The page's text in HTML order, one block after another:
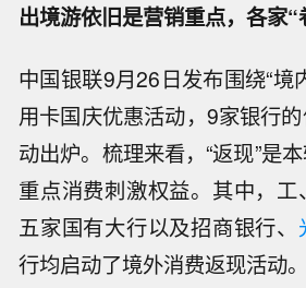
出境游依旧是营销重点，各家“
中国银联9月26日发布围绕“境
用卡国庆优惠活动，9家银行
动出炉。梳理来看，“返现”是
重点消费刺激权益。其中，
五家国有大行以及招商银行、
行均启动了境外消费返现活动。